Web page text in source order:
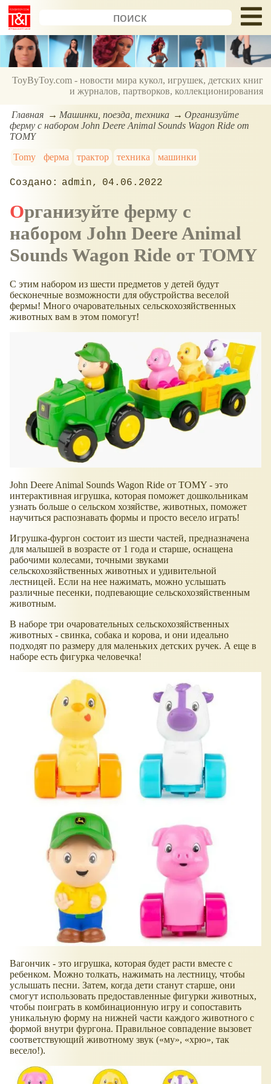
ToyByToy.com - новости мира кукол, игрушек, детских книг
и журналов, партворков, коллекционирования
Главная Машинки, поезда, техника
Организуйте
ферму с набором John Deere Animal Sounds Wagon Ride от
TOMY
Tomy
ферма трактор техника машинки
admin 04.06.2022
Организуйте ферму с
набором John Deere Animal
Sounds Wagon Ride от TOMY
С этим набором из шести предметов у детей будут
бесконечные возможности для обустройства веселой
фермы! Много очаровательных сельскохозяйственных
животных вам в этом помогут!
John Deere Animal Sounds Wagon Ride от TOMY - это
интерактивная игрушка, которая поможет дошкольникам
узнать больше о сельском хозяйстве, животных, поможет
научиться распознавать формы и просто весело играть!
Игрушка-фургон состоит из шести частей, предназначена
для малышей в возрасте от 1 года и старше, оснащена
рабочими колесами, точными звуками
сельскохозяйственных животных и удивительной
лестницей. Если на нее нажимать, можно услышать
различные песенки, подпевающие сельскохозяйственным
животным.
В наборе три очаровательных сельскохозяйственных
животных - свинка, собака и корова, и они идеально
подходят по размеру для маленьких детских ручек. А еще в
наборе есть фигурка человечка!
Вагончик - это игрушка, которая будет расти вместе с
ребенком. Можно толкать, нажимать на лестницу, чтобы
услышать песни. Затем, когда дети станут старше, они
смогут использовать предоставленные фигурки животных,
чтобы поиграть в комбинационную игру и сопоставить
уникальную форму на нижней части каждого животного с
формой внутри фургона. Правильное совпадение вызовет
соответствующий животному звук ( му , хрю , так
весело!).